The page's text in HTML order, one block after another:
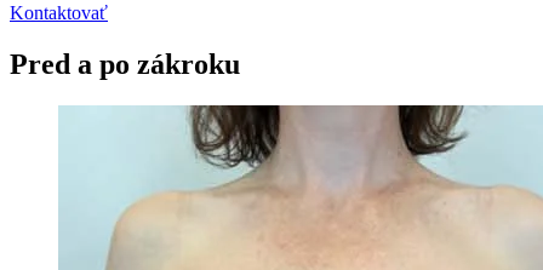
Kontaktovať
Pred a po zákroku